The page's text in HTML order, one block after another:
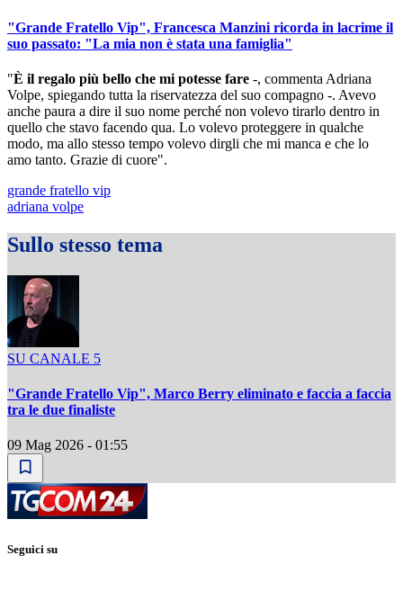
"Grande Fratello Vip", Francesca Manzini ricorda in lacrime il
suo passato: "La mia non è stata una famiglia"
"È il regalo più bello che mi potesse fare -, commenta Adriana
Volpe, spiegando tutta la riservatezza del suo compagno -. Avevo
anche paura a dire il suo nome perché non volevo tirarlo dentro in
quello che stavo facendo qua. Lo volevo proteggere in qualche
modo, ma allo stesso tempo volevo dirgli che mi manca e che lo
amo tanto. Grazie di cuore".
grande fratello vip
adriana volpe
Sullo stesso tema
SU CANALE 5
"Grande Fratello Vip", Marco Berry eliminato e faccia a faccia
tra le due finaliste
09 Mag 2026 - 01:55
Seguici su